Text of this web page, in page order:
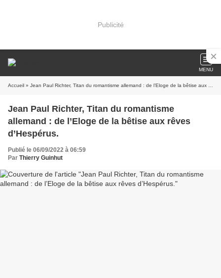
Publicité
MENU
Accueil » Jean Paul Richter, Titan du romantisme allemand : de l’Eloge de la bêtise aux rêves d’Hespérus.
Jean Paul Richter, Titan du romantisme
allemand : de l’Eloge de la bêtise aux rêves
d’Hespérus.
Publié le 06/09/2022 à 06:59
Par Thierry Guinhut